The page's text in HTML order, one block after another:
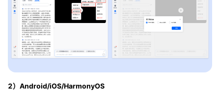
2）Android/iOS/HarmonyOS